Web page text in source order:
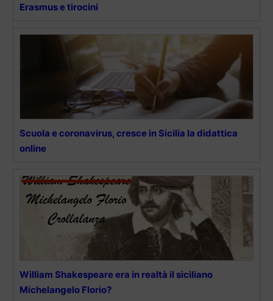
Erasmus e tirocini
Scuola e coronavirus, cresce in Sicilia la didattica
online
William Shakespeare era in realtà il siciliano
Michelangelo Florio?